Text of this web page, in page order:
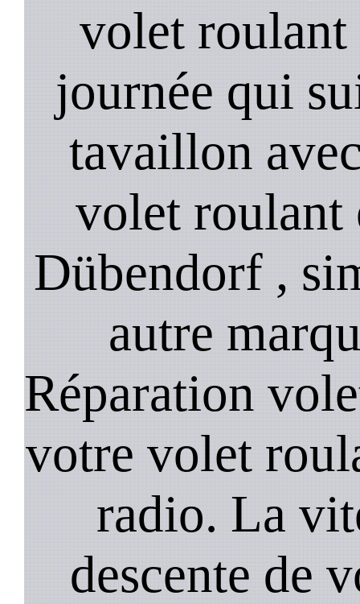
volet roulant
journée qui
tavaillon
volet roulant
Dübendorf ,
autre
Réparation
votre volet
radio. La
descente de